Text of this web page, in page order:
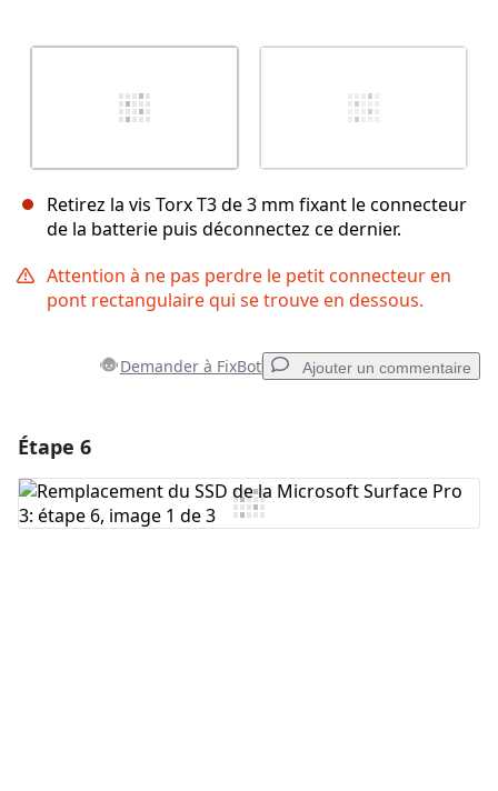
Retirez la vis Torx T3 de 3 mm fixant le connecteur
de la batterie puis déconnectez ce dernier.
Attention à ne pas perdre le petit connecteur en
pont rectangulaire qui se trouve en dessous.
Demander à FixBot Ajouter un commentaire
Ajouter un commentaire
Étape 6